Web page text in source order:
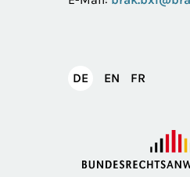
DEDeutsch
EN English
FR